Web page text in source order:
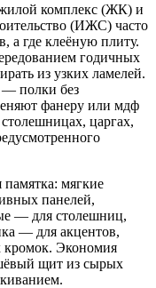
комплекс (ЖК) и
(ИЖС) часто
а где клеёную плиту.
годичных
из узких ламелей.
— полки без
фанеру или мдф
царгах,
памятка: мягкие
панелей,
— для столешниц,
— для акцентов,
кромок. Экономия
щит из сырых